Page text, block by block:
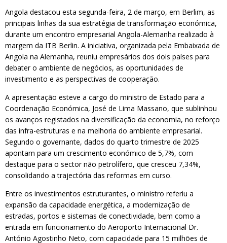
Angola destacou esta segunda-feira, 2 de março, em Berlim, as
principais linhas da sua estratégia de transformação económica,
durante um encontro empresarial Angola-Alemanha realizado à
margem da ITB Berlin. A iniciativa, organizada pela Embaixada de
Angola na Alemanha, reuniu empresários dos dois países para
debater o ambiente de negócios, as oportunidades de
investimento e as perspectivas de cooperação.
A apresentação esteve a cargo do ministro de Estado para a
Coordenação Económica, José de Lima Massano, que sublinhou
os avanços registados na diversificação da economia, no reforço
das infra-estruturas e na melhoria do ambiente empresarial.
Segundo o governante, dados do quarto trimestre de 2025
apontam para um crescimento económico de 5,7%, com
destaque para o sector não petrolífero, que cresceu 7,34%,
consolidando a trajectória das reformas em curso.
Entre os investimentos estruturantes, o ministro referiu a
expansão da capacidade energética, a modernização de
estradas, portos e sistemas de conectividade, bem como a
entrada em funcionamento do Aeroporto Internacional Dr.
António Agostinho Neto, com capacidade para 15 milhões de